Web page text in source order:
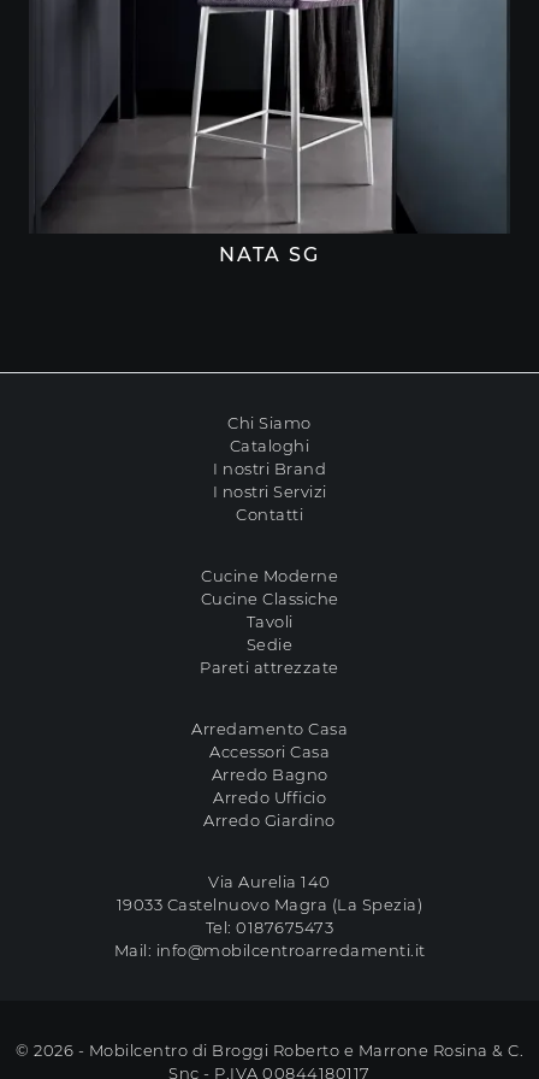
NATA SG
Chi Siamo
Cataloghi
I nostri Brand
I nostri Servizi
Contatti
Cucine Moderne
Cucine Classiche
Tavoli
Sedie
Pareti attrezzate
Arredamento Casa
Accessori Casa
Arredo Bagno
Arredo Ufficio
Arredo Giardino
Via Aurelia 140
19033 Castelnuovo Magra (La Spezia)
Tel:0187675473
Mail: info@mobilcentroarredamenti.it
© 2026 - Mobilcentro di Broggi Roberto e Marrone Rosina & C.
Snc - P.IVA 00844180117